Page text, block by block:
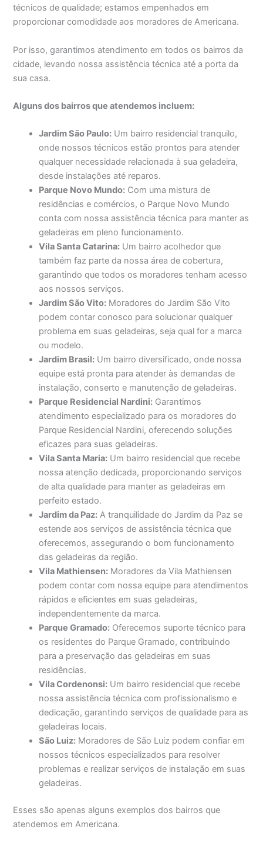
técnicos de qualidade; estamos empenhados em
proporcionar comodidade aos moradores de Americana.
Por isso, garantimos atendimento em todos os bairros da
cidade, levando nossa assistência técnica até a porta da
sua casa.
Alguns dos bairros que atendemos incluem:
Jardim São Paulo: Um bairro residencial tranquilo,
onde nossos técnicos estão prontos para atender
qualquer necessidade relacionada à sua geladeira,
desde instalações até reparos.
Parque Novo Mundo: Com uma mistura de
residências e comércios, o Parque Novo Mundo
conta com nossa assistência técnica para manter as
geladeiras em pleno funcionamento.
Vila Santa Catarina: Um bairro acolhedor que
também faz parte da nossa área de cobertura,
garantindo que todos os moradores tenham acesso
aos nossos serviços.
Jardim São Vito: Moradores do Jardim São Vito
podem contar conosco para solucionar qualquer
problema em suas geladeiras, seja qual for a marca
ou modelo.
Jardim Brasil: Um bairro diversificado, onde nossa
equipe está pronta para atender às demandas de
instalação, conserto e manutenção de geladeiras.
Parque Residencial Nardini: Garantimos
atendimento especializado para os moradores do
Parque Residencial Nardini, oferecendo soluções
eficazes para suas geladeiras.
Vila Santa Maria: Um bairro residencial que recebe
nossa atenção dedicada, proporcionando serviços
de alta qualidade para manter as geladeiras em
perfeito estado.
Jardim da Paz: A tranquilidade do Jardim da Paz se
estende aos serviços de assistência técnica que
oferecemos, assegurando o bom funcionamento
das geladeiras da região.
Vila Mathiensen: Moradores da Vila Mathiensen
podem contar com nossa equipe para atendimentos
rápidos e eficientes em suas geladeiras,
independentemente da marca.
Parque Gramado: Oferecemos suporte técnico para
os residentes do Parque Gramado, contribuindo
para a preservação das geladeiras em suas
residências.
Vila Cordenonsi: Um bairro residencial que recebe
nossa assistência técnica com profissionalismo e
dedicação, garantindo serviços de qualidade para as
geladeiras locais.
São Luiz: Moradores de São Luiz podem confiar em
nossos técnicos especializados para resolver
problemas e realizar serviços de instalação em suas
geladeiras.
Esses são apenas alguns exemplos dos bairros que
atendemos em Americana.